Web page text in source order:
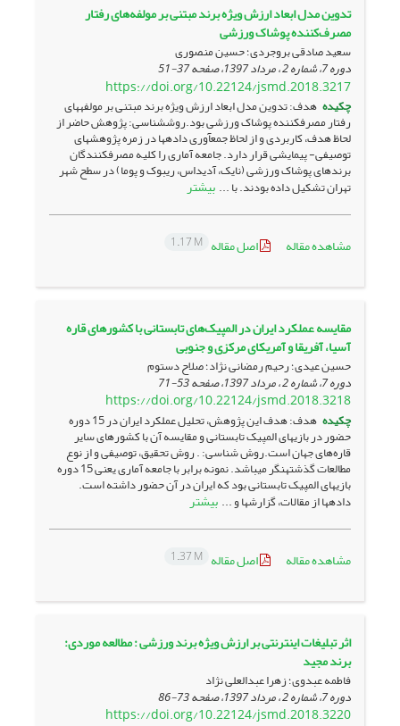
تدوین مدل ابعاد ارزش ویژه برند مبتنی بر مولفه‌های رفتار
مصرف‌کننده پوشاک ورزشی
سعید صادقی بروجردی؛ حسین منصوری
دوره 7، شماره 2 ، مرداد 1397، صفحه 37-51
https://doi.org/10.22124/jsmd.2018.3217
چکیده هدف: تدوین مدل ابعاد ارزش ویژه برند مبتنی بر مولفه­های
رفتار مصرف­کننده پوشاک ورزشی بود.روش­شناسی: پژوهش حاضر از
لحاظ هدف، کاربردی و از لحاظ جمع­آوری داده­ها در زمره پژوهش­های
توصیفی- پیمایشی قرار دارد. جامعه آماری را کلیه مصرف­کنندگان
برندهای پوشاک ورزشی (نایک، آدیداس، ریبوک و پوما) در سطح شهر
تهران تشکیل داده بودند. با ... بیشتر
مشاهده مقاله اصل مقاله 1.17 M
مقایسه عملکرد ایران در المپیک‌های تابستانی با کشورهای قاره
آسیا، آفریقا و آمریکای مرکزی و جنوبی
حسین عیدی؛ رحیم رمضانی نژاد؛ صلاح دستوم
دوره 7، شماره 2 ، مرداد 1397، صفحه 53-71
https://doi.org/10.22124/jsmd.2018.3218
چکیده هدف: هدف این پژوهش، تحلیل عملکرد ایران در 15 دوره
حضور در بازی­های المپیک تابستانی و مقایسه آن با کشورهای سایر
قاره‌های جهان است.روش شناسی: . روش تحقیق، توصیفی و از نوع
مطالعات گذشته­نگر می­باشد. نمونه برابر با جامعه آماری یعنی 15 دوره
بازی­های المپیک تابستانی بود که ایران در آن حضور داشته است.
داده­ها از مقالات، گزارش­ها و ... بیشتر
مشاهده مقاله اصل مقاله 1.37 M
اثر تبلیغات اینترنتی بر ارزش ویژه برند ورزشی : مطالعه موردی:
برند مجید
فاطمه عبدوی؛ زهرا عبدالعلی نژاد
دوره 7، شماره 2 ، مرداد 1397، صفحه 73-86
https://doi.org/10.22124/jsmd.2018.3220